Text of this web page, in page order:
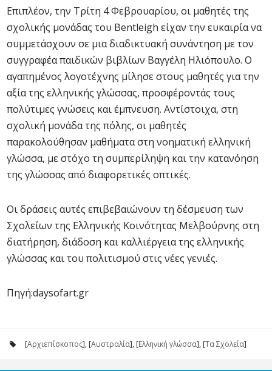
Επιπλέον, την Τρίτη 4 Φεβρουαρίου, οι μαθητές της
σχολικής μονάδας του Bentleigh είχαν την ευκαιρία να
συμμετάσχουν σε μια διαδικτυακή συνάντηση με τον
συγγραφέα παιδικών βιβλίων Βαγγέλη Ηλιόπουλο. Ο
αγαπημένος λογοτέχνης μίλησε στους μαθητές για την
αξία της ελληνικής γλώσσας, προσφέροντάς τους
πολύτιμες γνώσεις και έμπνευση. Αντίστοιχα, στη
σχολική μονάδα της πόλης, οι μαθητές
παρακολούθησαν μαθήματα στη νοηματική ελληνική
γλώσσα, με στόχο τη συμπερίληψη και την κατανόηση
της γλώσσας από διαφορετικές οπτικές.
Οι δράσεις αυτές επιβεβαιώνουν τη δέσμευση των
Σχολείων της Ελληνικής Κοινότητας Μελβούρνης στη
διατήρηση, διάδοση και καλλιέργεια της ελληνικής
γλώσσας και του πολιτισμού στις νέες γενιές.
Πηγή:daysofart.gr
[Αρχιεπίσκοπος], [Αυστραλία], [Ελληνική γλώσσα], [Τα Σχολεία]